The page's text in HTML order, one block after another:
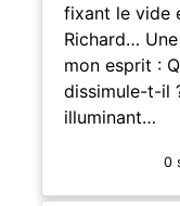
fixant le vide
Richard…
mon esprit :
dissimule-t-il
illuminant…
0